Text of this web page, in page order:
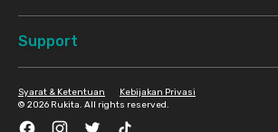
Support
© 2026 Rukita. All rights reserved.
Syarat & Ketentuan Kebijakan Privasi
FacebookInstagramTwitter TikTok